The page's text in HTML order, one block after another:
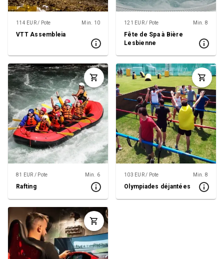
114 EUR / Pote Min. 10
VTT Assembleia
121 EUR / Pote Min. 8
Fête de Spa à Bière
Lesbienne
81 EUR / Pote Min. 6
Rafting
103 EUR / Pote Min. 8
Olympiades déjantées